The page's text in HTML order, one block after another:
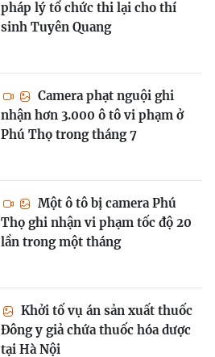
pháp lý tổ chức thi lại cho thí
sinh Tuyên Quang
Camera phạt nguội ghi
nhận hơn 3.000 ô tô vi phạm ở
Phú Thọ trong tháng 7
Một ô tô bị camera Phú
Thọ ghi nhận vi phạm tốc độ 20
lần trong một tháng
Khởi tố vụ án sản xuất thuốc
Đông y giả chứa thuốc hóa dược
tại Hà Nội